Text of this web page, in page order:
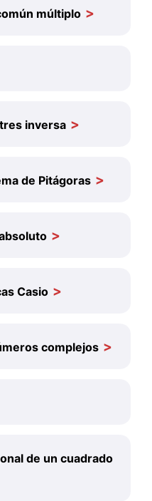
múltiplo
inversa
de Pitágoras
Casio
complejos
de un cuadrado